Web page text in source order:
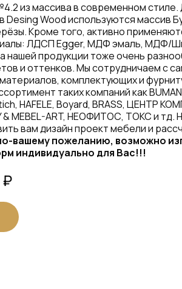
из массива в современном стиле.
Desing Wood используются массив
Кроме того, активно
ЛДСП Egger, МДФ эмаль, МДФ/
нашей продукции тоже очень
и оттенков. Мы сотрудничаем с
комплектующих и
таких компаний как
HAFELE, Boyard, BRASS, ЦЕНТР
& MEBEL-ART, НЕОФИТОС, ТОКС и тд.
вам дизайн проект мебели и
вашему пожеланию, возможно
индивидуально для Вас!!!
₽